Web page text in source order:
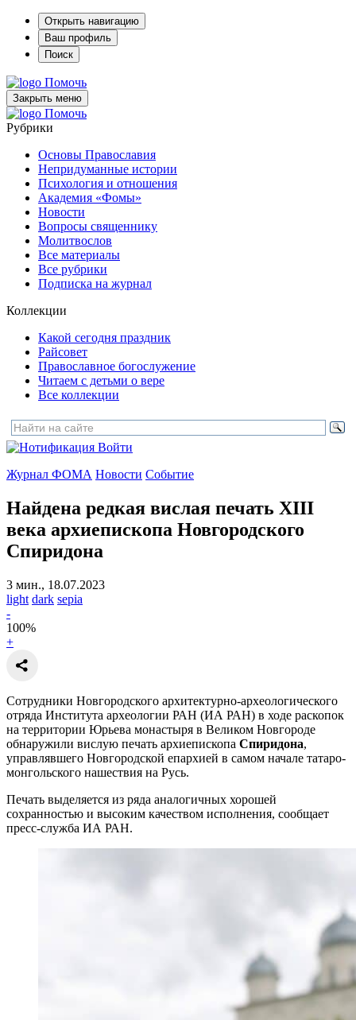
Открыть навигацию
Ваш профиль
Поиск
Помочь
Закрыть меню
Помочь
Рубрики
Основы Православия
Непридуманные истории
Психология и отношения
Академия «Фомы»
Новости
Вопросы священнику
Молитвослов
Все материалы
Все рубрики
Подписка на журнал
Коллекции
Какой сегодня праздник
Райсовет
Православное богослужение
Читаем с детьми о вере
Все коллекции
Войти
Журнал ФОМА Новости Событие
Найдена редкая вислая печать XIII
века архиепископа Новгородского
Спиридона
3 мин., 18.07.2023
light dark sepia
-
100%
+
Сотрудники Новгородского архитектурно-археологического
отряда Института археологии РАН (ИА РАН) в ходе раскопок
на территории Юрьева монастыря в Великом Новгороде
обнаружили вислую печать архиепископа Спиридона,
управлявшего Новгородской епархией в самом начале татаро-
монгольского нашествия на Русь.
Печать выделяется из ряда аналогичных хорошей
сохранностью и высоким качеством исполнения, сообщает
пресс-служба ИА РАН.